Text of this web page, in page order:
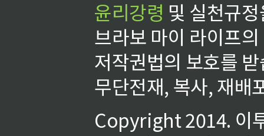
윤리강령 및 실천규
브라보 마이 라이프
저작권법의 보호를
무단전재, 복사, 재배
Copyright 2014. 이